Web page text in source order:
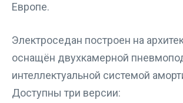
Европе.
Электроседан построен на
оснащён двухкамерной
интеллектуальной системой
Доступны три версии: